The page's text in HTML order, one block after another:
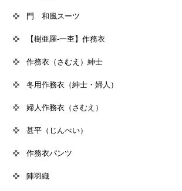
門 和風スーツ
【樹亜羅-一杢】作務衣
作務衣（さむえ）紳士
冬用作務衣（紳士・婦人）
婦人作務衣（さむえ）
甚平（じんべい）
作務衣パンツ
陣羽織